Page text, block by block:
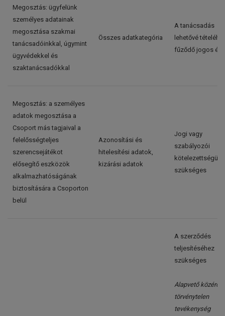
Megosztás: ügyfelünk
személyes adatainak
megosztása szakmai
tanácsadóinkkal, úgymint
ügyvédekkel és
szaktanácsadókkal
Összes adatkategória
A tanácsadás
lehetővé
fűződő jogos
Megosztás: a személyes
adatok megosztása a
Csoport más tagjaival a
felelősségteljes
szerencsejátékot
elősegítő eszközök
alkalmazhatóságának
biztosítására a Csoporton
belül
Azonosítási és
hitelesítési adatok,
kizárási adatok
Jogi vagy
szabályozói
szükséges
A szerződés
teljesítéséhez
szükséges
Alapvető
törvénytelen
tevékenység